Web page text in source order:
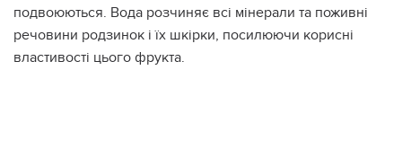
подвоюються. Вода розчиняє всі мінерали та поживні
речовини родзинок і їх шкірки, посилюючи корисні
властивості цього фрукта.